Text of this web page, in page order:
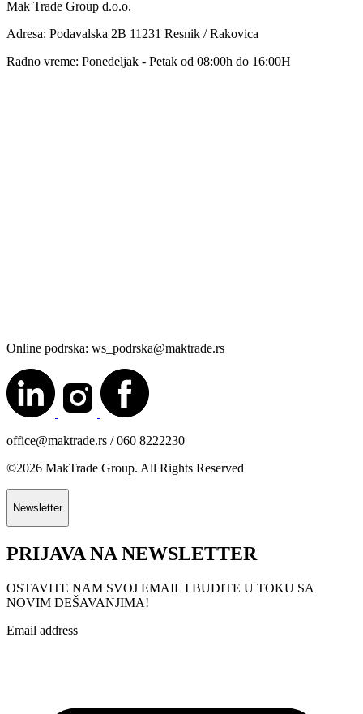
Mak Trade Group d.o.o.
Adresa: Podavalska 2B 11231 Resnik / Rakovica
Radno vreme: Ponedeljak - Petak od 08:00h do 16:00H
Online podrska: ws_podrska@maktrade.rs
office@maktrade.rs / 060 8222230
©2026 MakTrade Group. All Rights Reserved
Newsletter
PRIJAVA NA NEWSLETTER
OSTAVITE NAM SVOJ EMAIL I BUDITE U TOKU SA
NOVIM DEŠAVANJIMA!
Email address